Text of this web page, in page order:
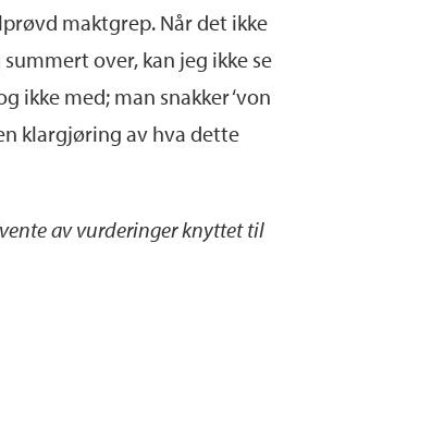
maktgrep. Når det ikke
over, kan jeg ikke se
ikke med; man snakker ‘von
klargjøring av hva dette
av vurderinger knyttet til